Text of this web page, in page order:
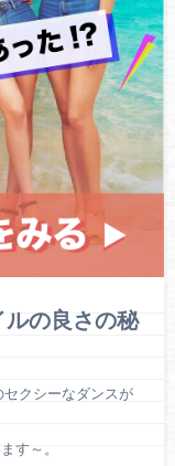
の良さの秘
クシーなダンスが
す～。